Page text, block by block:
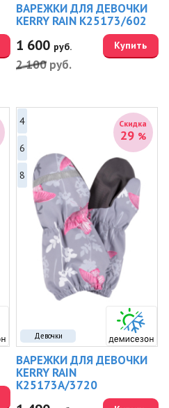
ВАРЕЖКИ ДЛЯ ДЕВОЧКИ
KERRY RAIN K25173/602
1 600 руб.
2 100 руб.
Купить
Девочки
Скидка
29 %
4
6
8
ВАРЕЖКИ ДЛЯ ДЕВОЧКИ
KERRY RAIN
K25173A/3720